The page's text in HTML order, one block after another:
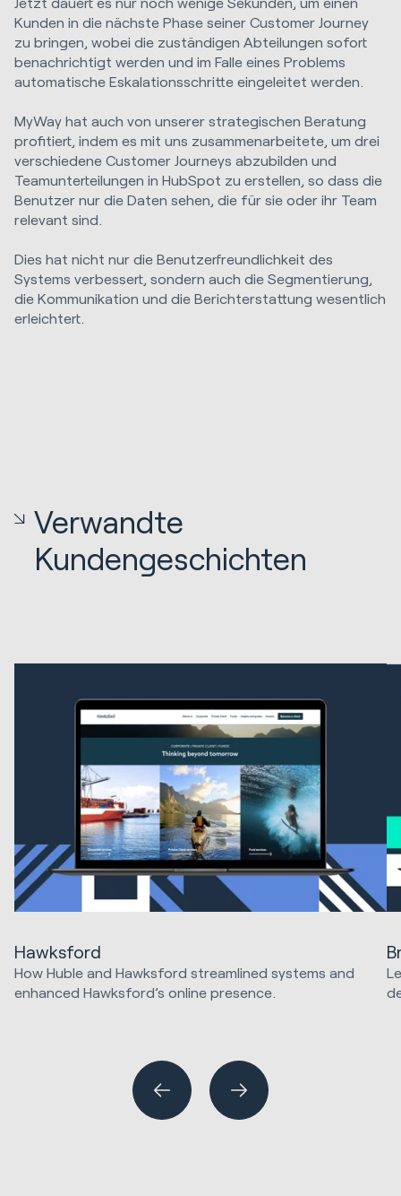
Kunden in die nächste Phase seiner Customer Journey
zu bringen, wobei die zuständigen Abteilungen sofort
benachrichtigt werden und im Falle eines Problems
automatische Eskalationsschritte eingeleitet werden.
MyWay hat auch von unserer strategischen Beratung
profitiert, indem es mit uns zusammenarbeitete, um drei
verschiedene Customer Journeys abzubilden und
Teamunterteilungen in HubSpot zu erstellen, so dass die
Benutzer nur die Daten sehen, die für sie oder ihr Team
relevant sind.
Dies hat nicht nur die Benutzerfreundlichkeit des
Systems verbessert, sondern auch die Segmentierung,
die Kommunikation und die Berichterstattung wesentlich
erleichtert.
Verwandte
Kundengeschichten
Hawksford
How Huble and Hawksford streamlined systems and
enhanced Hawksford’s online presence.